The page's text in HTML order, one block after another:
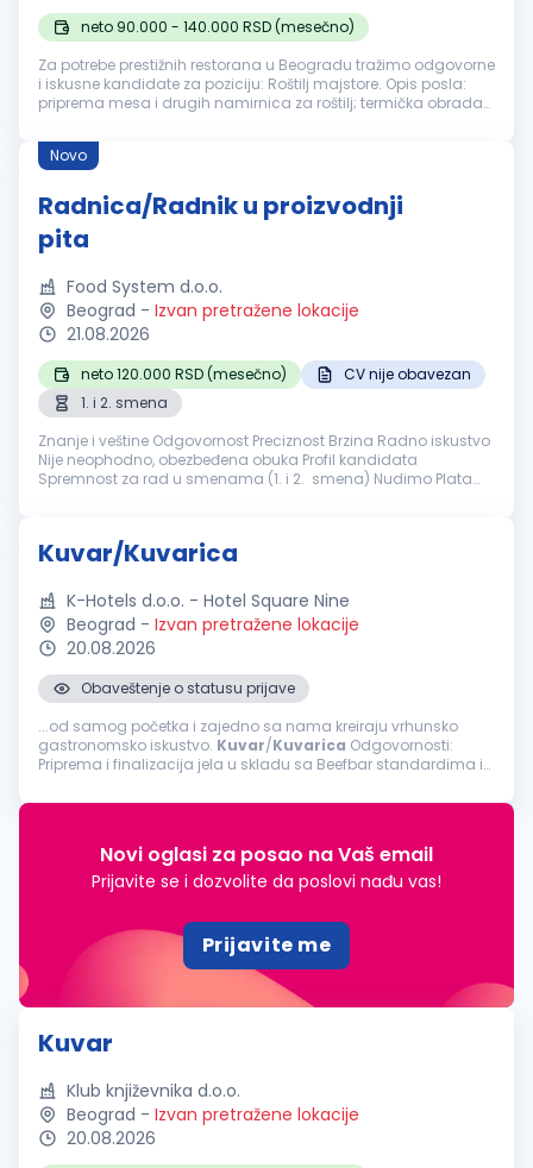
neto 90.000 - 140.000 RSD (mesečno)
Za potrebe prestižnih restorana u Beogradu tražimo odgovorne
i iskusne kandidate za poziciju: Roštilj majstore. Opis posla:
priprema mesa i drugih namirnica za roštilj; termička obrada
i st...
Novo
Radnica/Radnik u proizvodnji
pita
Food System d.o.o.
Beograd - Izvan pretražene lokacije
21.08.2026
neto 120.000 RSD (mesečno)
CV nije obavezan
1. i 2. smena
Znanje i veštine Odgovornost Preciznost Brzina Radno iskustvo
Nije neophodno, obezbeđena obuka Profil kandidata
Spremnost za rad u smenama (1. i 2. smena) Nudimo Plata
Kuvar/Kuvarica
K-Hotels d.o.o. - Hotel Square Nine
Beograd - Izvan pretražene lokacije
20.08.2026
Obaveštenje o statusu prijave
...od samog početka i zajedno sa nama kreiraju vrhunsko
gastronomsko iskustvo. Kuvar/Kuvarica Odgovornosti:
Priprema i finalizacija jela u skladu sa Beefbar standardima i
početka servisa; Obezbeđivanje...
Novi oglasi za posao na Vaš email
Prijavite se i dozvolite da poslovi nađu vas!
Prijavite me
Kuvar
Klub književnika d.o.o.
Beograd - Izvan pretražene lokacije
20.08.2026